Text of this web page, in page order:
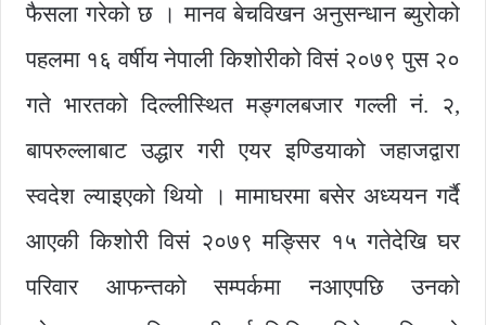
फैसला गरेको छ । मानव बेचविखन अनुसन्धान ब्युरोको
पहलमा १६ वर्षीय नेपाली किशोरीको विसं २०७९ पुस २०
गते भारतको दिल्लीस्थित मङ्गलबजार गल्ली नं. २,
बापरुल्लाबाट उद्धार गरी एयर इण्डियाको जहाजद्वारा
स्वदेश ल्याइएको थियो । मामाघरमा बसेर अध्ययन गर्दै
आएकी किशोरी विसं २०७९ मङ्सिर १५ गतेदेखि घर
परिवार आफन्तको सम्पर्कमा नआएपछि उनको